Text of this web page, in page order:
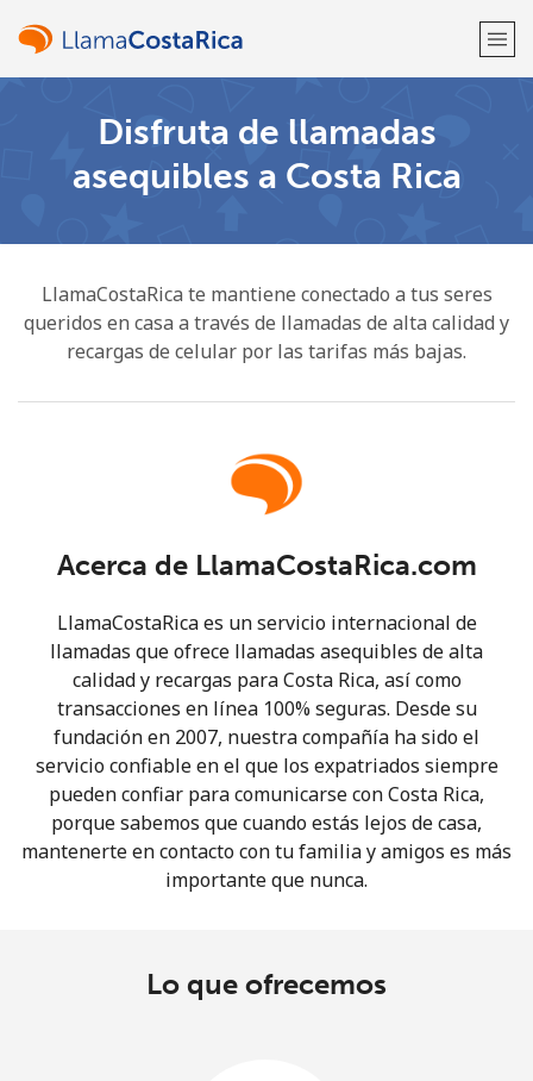
¡Bienvenido!
¿Ya tienes una cuenta?
o
No se ha creado una contraseña
Mínimo 8 caracteres
Una letra mayúscula y una minúscula
Un número
Un caracter especial
Disfruta de llamadas
asequibles a Costa Rica
LlamaCostaRica te mantiene conectado a tus seres
queridos en casa a través de llamadas de alta calidad y
recargas de celular por las tarifas más bajas.
Acerca de LlamaCostaRica.com
LlamaCostaRica es un servicio internacional de
llamadas que ofrece llamadas asequibles de alta
calidad y recargas para Costa Rica, así como
transacciones en línea 100% seguras. Desde su
fundación en 2007, nuestra compañía ha sido el
servicio confiable en el que los expatriados siempre
pueden confiar para comunicarse con Costa Rica,
porque sabemos que cuando estás lejos de casa,
mantenerte en contacto con tu familia y amigos es más
importante que nunca.
Lo que ofrecemos